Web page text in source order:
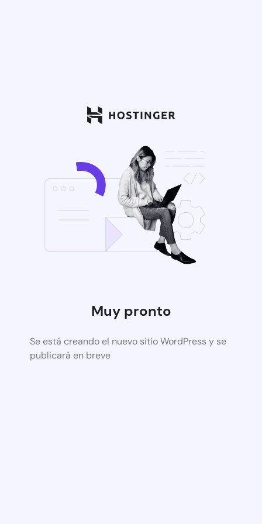
Muy pronto
Se está creando el nuevo sitio WordPress y se
publicará en breve